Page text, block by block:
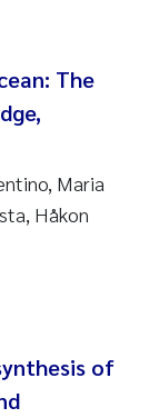
The
Maria
Håkon
of